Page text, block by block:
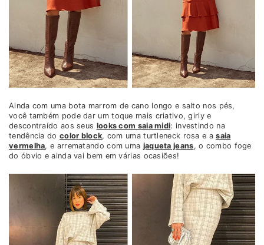
Ainda com uma bota marrom de cano longo e salto nos pés,
você também pode dar um toque mais criativo, girly e
descontraído aos seus looks com saia midi: investindo na
tendência do color block, com uma turtleneck rosa e asaia
vermelha, e arrematando com uma jaqueta jeans, o combo foge
do óbvio e ainda vai bem em várias ocasiões!